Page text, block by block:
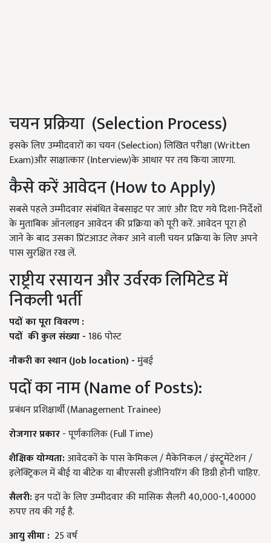
चयन प्रक्रिया (Selection Process)
इसके लिए उम्मीदवारों का चयन (Selection) लिखित परीक्षा (Written
Exam)और साक्षात्कार (Interview)के आधार पर तय किया जाएगा.
कैसे करें आवेदन (How to Apply)
सबसे पहले उम्मीदवार संबंधित वेबसाइट पर जाएं और दिए गये दिशा-निर्देशों
के मुताबिक ऑनलाइन आवेदन की प्रक्रिया को पूरी करें. आवेदन पूरा हो
जाने के बाद उसका प्रिंटआउट लेकर आने वाली चयन प्रक्रिया के लिए अपने
पास सुरक्षित रख लें.
राष्ट्रीय रसायन और उर्वरक लिमिटेड में
निकली भर्ती
पदोंकापूराविवरण:
पदों कीकुलसंख्या-186 पोस्ट
नौकरीकास्थान(Job location) -मुंबई
पदों का नाम (Name of Posts):
प्रबंधन प्रशिक्षार्थी (Management Trainee)
रोजगारप्रकार- पूर्णकालिक (Full Time)
शैक्षिकयोग्यता:आवेदकों के पास केमिकल / मैकेनिकल / इंस्ट्रूमेंटेशन /
इलेक्ट्रिकल में बीई या बीटेक या बीएससी इंजीनियरिंग की डिग्री होनी चाहिए.
सैलरी:इन पदों के लिए उम्मीदवार की मासिक सैलरी 40,000-1,40000
रुपए तय की गई है.
आयुसीमा: 25 वर्ष